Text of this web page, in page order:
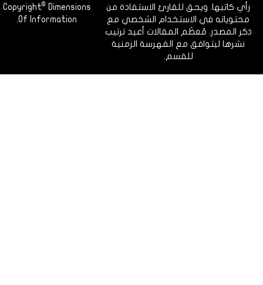
رأي كاتبها. ويحق للقارئ الاستفادة من
محتوياته في الاستخدام الشخصي مع
ذكر المصدر. مُعظَم المقالات أعيد ترتيب
نشرها ليتوافق مع الفهرسة الزمنية
للقسم.
Copyright©
Dimensions
Of Information.